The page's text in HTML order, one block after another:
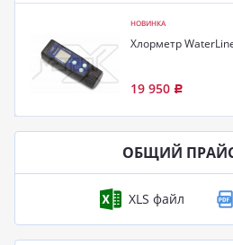
НОВИНКА
Хлорметр
19 950 Р
ОБЩИЙ